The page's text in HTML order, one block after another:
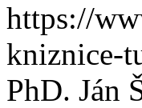
https://
kniznice-
PhD. Ján